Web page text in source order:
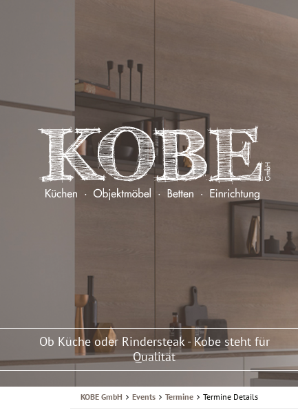
Ob Küche oder Rindersteak - Kobe steht für
Qualität
KOBE GmbH Events Termine Termine Details